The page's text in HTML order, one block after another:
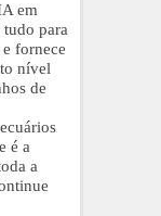
em
tudo para
fornece
nível
de
é a
a